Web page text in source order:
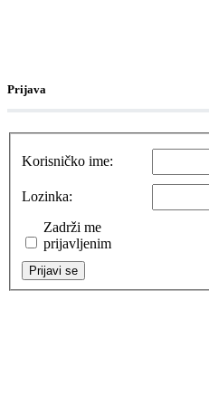
Prijava
Korisničko ime:
Lozinka:
Zadrži me
prijavljenim
Prijavi se